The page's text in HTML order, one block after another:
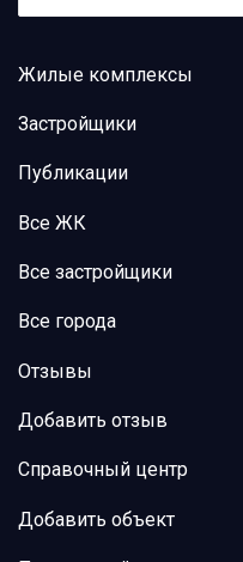
Жилые комплексы
Застройщики
Публикации
Все ЖК
Все застройщики
Все города
Отзывы
Добавить отзыв
Справочный центр
Добавить объект